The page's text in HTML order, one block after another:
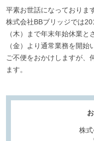
平素お世話になっておりま
株式会社BBブリッジでは
（木）まで年末年始休業
（金）より通常業務を開始
ご不便をおかけしますが、
ます。
株